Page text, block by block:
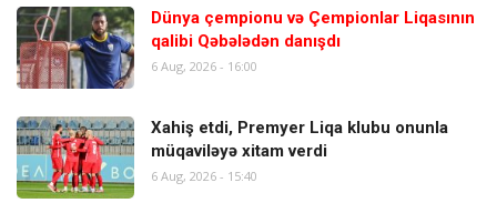
Dünya çempionu və Çempionlar Liqasının
qalibi Qəbələdən danışdı
6 Aug, 2026 - 16:00
Xahiş etdi, Premyer Liqa klubu onunla
müqaviləyə xitam verdi
6 Aug, 2026 - 15:40